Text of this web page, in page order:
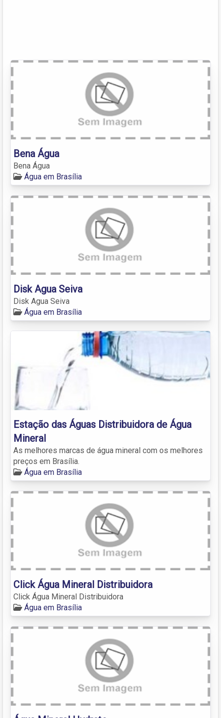
Bena Água
Bena Água
Água em Brasília
Disk Agua Seiva
Disk Agua Seiva
Água em Brasília
Estação das Águas Distribuidora de Água
Mineral
As melhores marcas de água mineral com os melhores
preços em Brasília.
Água em Brasília
Click Água Mineral Distribuidora
Click Água Mineral Distribuidora
Água em Brasília